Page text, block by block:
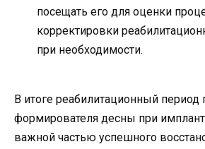
посещать его для оценки
корректировки
при необходимости.
В итоге реабилитационный период
формирователя десны при
важной частью успешного